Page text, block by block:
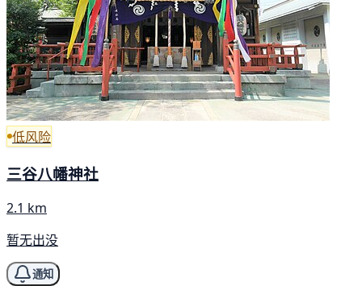
低风险
三谷八幡神社
2.1 km
暂无出没
通知